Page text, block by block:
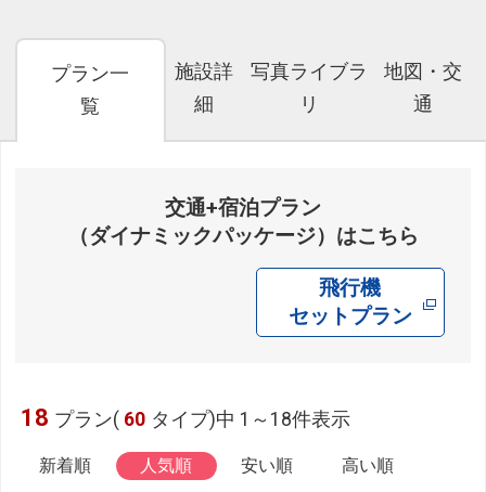
プラン一
覧
施設詳
細
写真ライブラ
リ
地図・交
通
交通+宿泊プラン
（ダイナミックパッケージ）はこちら
飛行機
セットプラン
18 プラン( 60 タイプ)中 1～18件表示
新着順 人気順 安い順 高い順